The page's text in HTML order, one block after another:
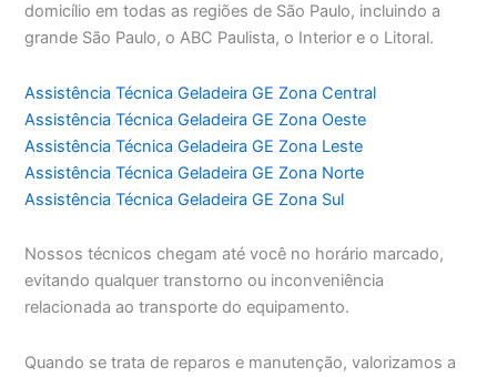
domicílio em todas as regiões de São Paulo, incluindo a
grande São Paulo, o ABC Paulista, o Interior e o Litoral.
Assistência Técnica Geladeira GE Zona Central
Assistência Técnica Geladeira GE Zona Oeste
Assistência Técnica Geladeira GE Zona Leste
Assistência Técnica Geladeira GE Zona Norte
Assistência Técnica Geladeira GE Zona Sul
Nossos técnicos chegam até você no horário marcado,
evitando qualquer transtorno ou inconveniência
relacionada ao transporte do equipamento.
Quando se trata de reparos e manutenção, valorizamos a